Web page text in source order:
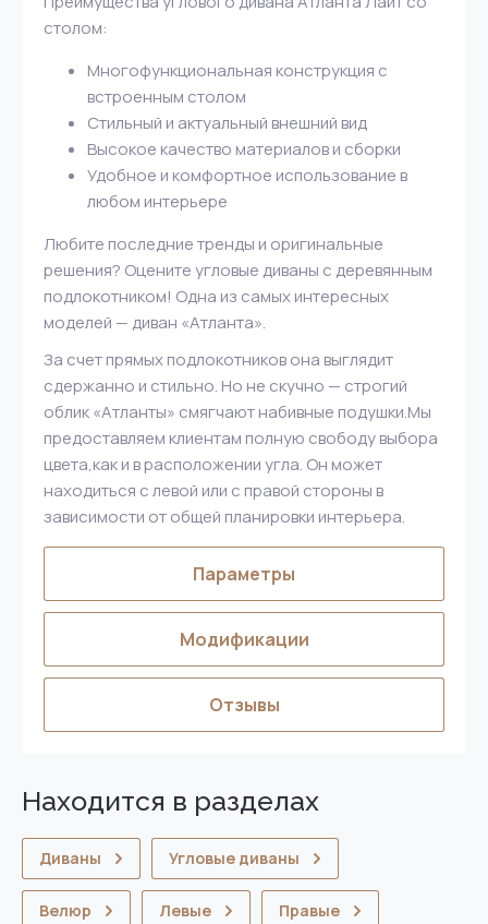
столом:
Многофункциональная конструкция с
встроенным столом
Стильный и актуальный внешний вид
Высокое качество материалов и сборки
Удобное и комфортное использование в
любом интерьере
Любите последние тренды и оригинальные
решения? Оцените угловые диваны с деревянным
подлокотником! Одна из самых интересных
моделей — диван «Атланта».
За счет прямых подлокотников она выглядит
сдержанно и стильно. Но не скучно — строгий
облик «Атланты» смягчают набивные подушки.Мы
предоставляем клиентам полную свободу выбора
цвета,как и в расположении угла. Он может
находиться с левой или с правой стороны в
зависимости от общей планировки интерьера.
Параметры
Модификации
Отзывы
Находится в разделах
Диваны Угловые диваны
Велюр Левые Правые